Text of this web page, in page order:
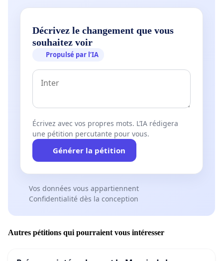
Décrivez le changement que vous
souhaitez voir
Propulsé par l’IA
Écrivez avec vos propres mots. L’IA rédigera
une pétition percutante pour vous.
Générer la pétition
Vos données vous appartiennent
Confidentialité dès la conception
Autres pétitions qui pourraient vous intéresser